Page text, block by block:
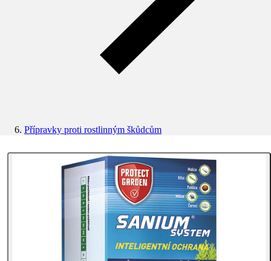
Přípravky proti rostlinným škůdcům